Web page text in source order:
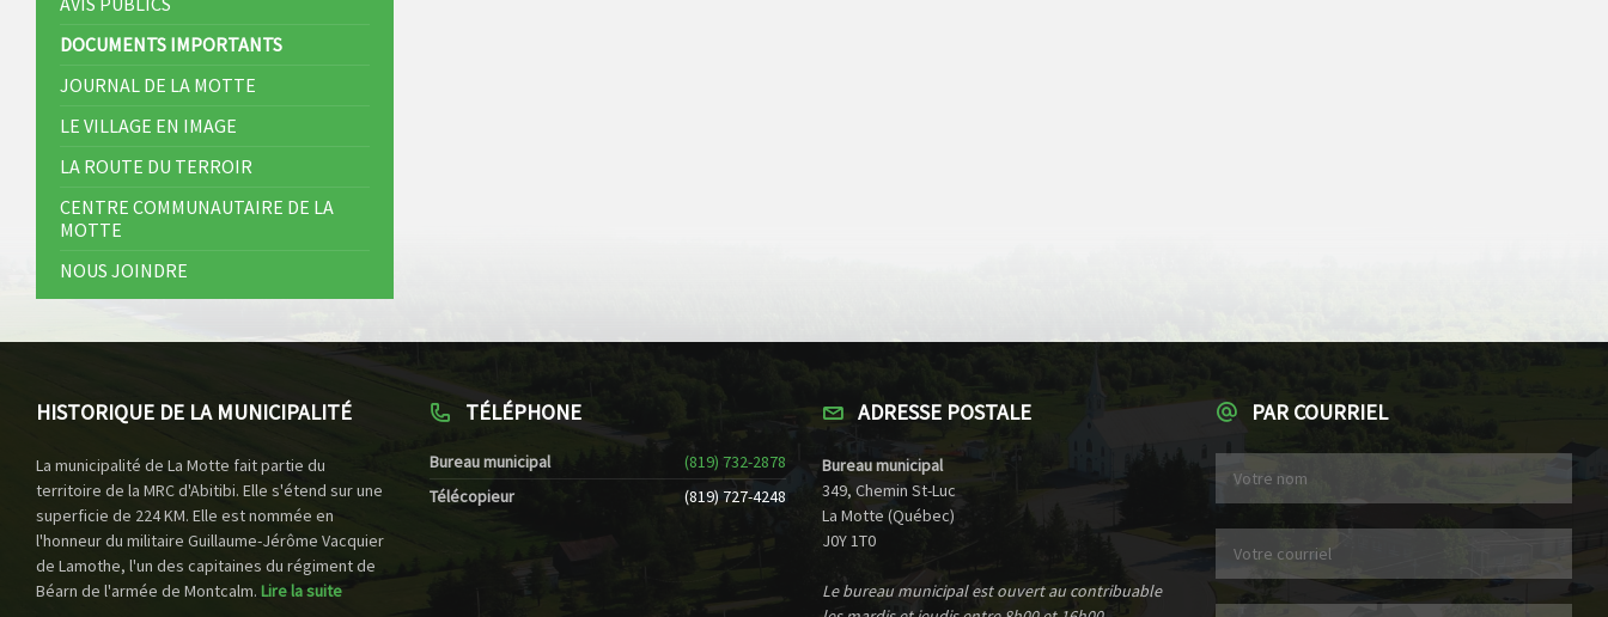
DOCUMENTS IMPORTANTS
JOURNAL DE LA MOTTE
LE VILLAGE EN IMAGE
LA ROUTE DU TERROIR
CENTRE COMMUNAUTAIRE DE LA
MOTTE
NOUS JOINDRE
HISTORIQUE DE LA MUNICIPALITÉ
La municipalité de La Motte fait partie du
territoire de la MRC d'Abitibi. Elle s'étend sur une
superficie de 224 KM. Elle est nommée en
l'honneur du militaire Guillaume-Jérôme Vacquier
de Lamothe, l'un des capitaines du régiment de
Béarn de l'armée de Montcalm. Lire la suite
TÉLÉPHONE
Bureau municipal
(819) 732-2878
Télécopieur
(819) 727-4248
ADRESSE POSTALE
Bureau municipal
349, Chemin St-Luc
La Motte (Québec)
J0Y 1T0
Le bureau municipal est ouvert au contribuable
PAR COURRIEL